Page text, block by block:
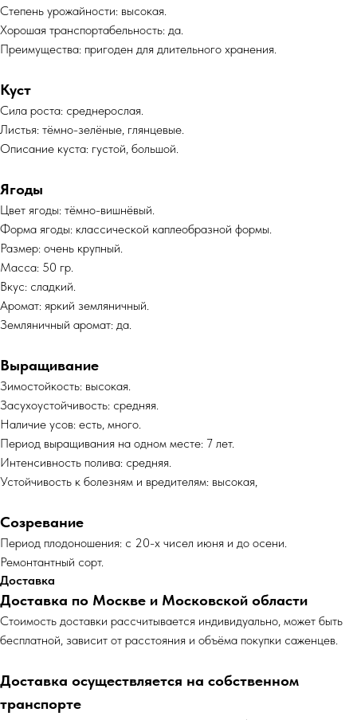
Степень урожайности: высокая.
Хорошая транспортабельность: да.
Преимущества: пригоден для длительного хранения.
Куст
Сила роста: среднерослая.
Листья: тёмно-зелёные, глянцевые.
Описание куста: густой, большой.
Ягоды
Цвет ягоды: тёмно-вишнёвый.
Форма ягоды: классической каплеобразной формы.
Размер: очень крупный.
Масса: 50 гр.
Вкус: сладкий.
Аромат: яркий земляничный.
Земляничный аромат: да.
Выращивание
Зимостойкость: высокая.
Засухоустойчивость: средняя.
Наличие усов: есть, много.
Период выращивания на одном месте: 7 лет.
Интенсивность полива: средняя.
Устойчивость к болезням и вредителям: высокая,
Созревание
Период плодоношения: с 20-х чисел июня и до осени.
Ремонтантный сорт.
Доставка
Доставка по Москве и Московской области
Cтоимость доставки рассчитывается индивидуально, может быть
бесплатной, зависит от расстояния и объёма покупки саженцев.
Доставка осуществляется на собственном
транспорте